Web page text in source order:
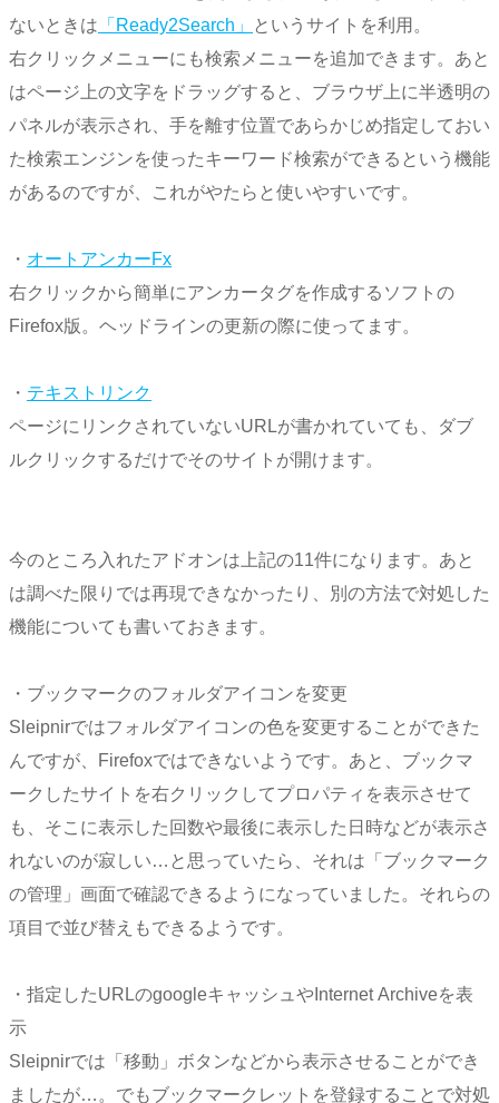
ないときは 「Ready2Search」
というサイトを利用。
右クリックメニューにも検索メニューを追加できます。あと
はページ上の文字をドラッグすると、ブラウザ上に半透明の
パネルが表示され、手を離す位置であらかじめ指定しておい
た検索エンジンを使ったキーワード検索ができるという機能
があるのですが、これがやたらと使いやすいです。
・ オートアンカーFx
右クリックから簡単にアンカータグを作成するソフトの
Firefox版。ヘッドラインの更新の際に使ってます。
・ テキストリンク
ページにリンクされていないURLが書かれていても、ダブ
ルクリックするだけでそのサイトが開けます。
今のところ入れたアドオンは上記の11件になります。あと
は調べた限りでは再現できなかったり、別の方法で対処した
機能についても書いておきます。
・ブックマークのフォルダアイコンを変更
Sleipnirではフォルダアイコンの色を変更することができた
んですが、Firefoxではできないようです。あと、ブックマ
ークしたサイトを右クリックしてプロパティを表示させて
も、そこに表示した回数や最後に表示した日時などが表示さ
れないのが寂しい…と思っていたら、それは「ブックマーク
の管理」画面で確認できるようになっていました。それらの
項目で並び替えもできるようです。
・指定したURLのgoogleキャッシュやInternet Archiveを表
示
Sleipnirでは「移動」ボタンなどから表示させることができ
ましたが…。でもブックマークレットを登録することで対処